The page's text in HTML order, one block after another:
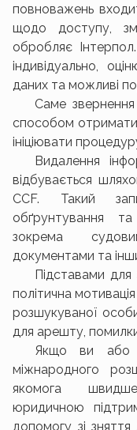
повноважень
щодо доступу,
обробляє
індивідуально,
даних та можливі
Саме
способом отримати
ініціювати
Видалення
відбувається
CCF. Такий
обґрунтування
зокрема
документами та
Підставами
політична
розшукуваної
для арешту,
Якщо ви або
міжнародного
якомога
юридичною
допомогу зі